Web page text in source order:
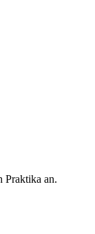
Praktika an.